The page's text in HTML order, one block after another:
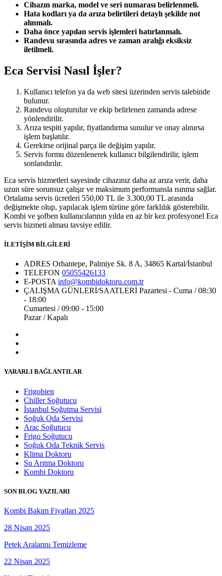
Cihazın marka, model ve seri numarası belirlenmeli.
Hata kodları ya da arıza belirtileri detaylı şekilde not
alınmalı.
Daha önce yapılan servis işlemleri hatırlanmalı.
Randevu sırasında adres ve zaman aralığı eksiksiz
iletilmeli.
Eca Servisi Nasıl İşler?
Kullanıcı telefon ya da web sitesi üzerinden servis talebinde
bulunur.
Randevu oluşturulur ve ekip belirlenen zamanda adrese
yönlendirilir.
Arıza tespiti yapılır, fiyatlandırma sunulur ve onay alınırsa
işlem başlatılır.
Gerekirse orijinal parça ile değişim yapılır.
Servis formu düzenlenerek kullanıcı bilgilendirilir, işlem
sonlandırılır.
Eca servis hizmetleri sayesinde cihazınız daha az arıza verir, daha
uzun süre sorunsuz çalışır ve maksimum performansla ısınma sağlar.
Ortalama servis ücretleri 550,00 TL ile 3.300,00 TL arasında
değişmekte olup, yapılacak işlem türüne göre farklılık gösterebilir.
Kombi ve şofben kullanıcılarının yılda en az bir kez profesyonel Eca
servis hizmeti alması tavsiye edilir.
İLETİŞİM BİLGİLERİ
ADRES Orhantepe, Palmiye Sk. 8 A, 34865 Kartal/İstanbul
TELEFON 05055426133
E-POSTA info@kombidoktoru.com.tr
ÇALIŞMA GÜNLERİ/SAATLERİ Pazartesi - Cuma / 08:30
- 18:00
Cumartesi / 09:00 - 15:00
Pazar / Kapalı
YARARLI BAĞLANTILAR
Frigobien
Chiller Soğutucu
İstanbul Soğutma Servisi
Soğuk Oda Servisi
Araç Soğutucu
Frigo Soğutucu
Soğuk Oda Teknik Servis
Klima Doktoru
Su Arıtma Doktoru
Kombi Doktoru
SON BLOG YAZILARI
Kombi Bakım Fiyatları 2025
28 Nisan 2025
Petek Aralarını Temizleme
22 Nisan 2025